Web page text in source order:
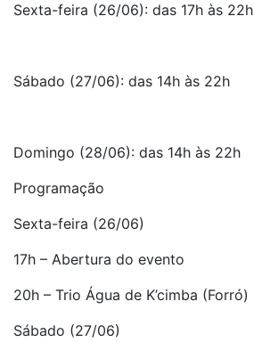
Sexta-feira (26/06): das 17h às 22h
Sábado (27/06): das 14h às 22h
Domingo (28/06): das 14h às 22h
Programação
Sexta-feira (26/06)
17h – Abertura do evento
20h – Trio Água de K’cimba (Forró)
Sábado (27/06)